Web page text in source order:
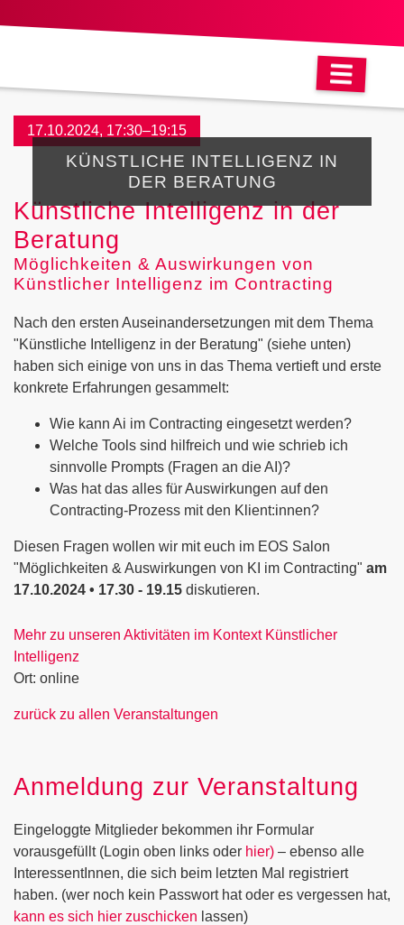
17.10.2024, 17:30–19:15
KÜNSTLICHE INTELLIGENZ IN
DER BERATUNG
Künstliche Intelligenz in der
Beratung
Möglichkeiten & Auswirkungen von
Künstlicher Intelligenz im Contracting
Nach den ersten Auseinandersetzungen mit dem Thema
"Künstliche Intelligenz in der Beratung" (siehe unten)
haben sich einige von uns in das Thema vertieft und erste
konkrete Erfahrungen gesammelt:
Wie kann Ai im Contracting eingesetzt werden?
Welche Tools sind hilfreich und wie schrieb ich
sinnvolle Prompts (Fragen an die AI)?
Was hat das alles für Auswirkungen auf den
Contracting-Prozess mit den Klient:innen?
Diesen Fragen wollen wir mit euch im EOS Salon
"Möglichkeiten & Auswirkungen von KI im Contracting" am
17.10.2024 • 17.30 - 19.15 diskutieren.
Mehr zu unseren Aktivitäten im Kontext Künstlicher
Intelligenz
Ort: online
zurück zu allen Veranstaltungen
Anmeldung zur Veranstaltung
Eingeloggte Mitglieder bekommen ihr Formular
vorausgefüllt (Login oben links oder hier) – ebenso alle
InteressentInnen, die sich beim letzten Mal registriert
haben. (wer noch kein Passwort hat oder es vergessen hat,
kann es sich hier zuschicken lassen)